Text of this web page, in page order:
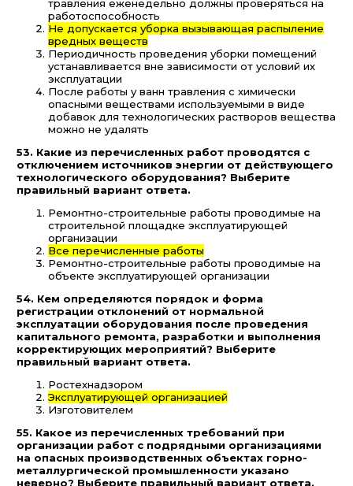
травления еженедельно должны проверяться на
работоспособность
Не допускается уборка вызывающая распыление
вредных веществ
Периодичность проведения уборки помещений
устанавливается вне зависимости от условий их
эксплуатации
После работы у ванн травления с химически
опасными веществами используемыми в виде
добавок для технологических растворов вещества
можно не удалять
53. Какие из перечисленных работ проводятся с
отключением источников энергии от действующего
технологического оборудования? Выберите
правильный вариант ответа.
Ремонтно-строительные работы проводимые на
строительной площадке эксплуатирующей
организации
Все перечисленные работы
Ремонтно-строительные работы проводимые на
объекте эксплуатирующей организации
54. Кем определяются порядок и форма
регистрации отклонений от нормальной
эксплуатации оборудования после проведения
капитального ремонта, разработки и выполнения
корректирующих мероприятий? Выберите
правильный вариант ответа.
Ростехнадзором
Эксплуатирующей организацией
Изготовителем
55. Какое из перечисленных требований при
организации работ с подрядными организациями
на опасных производственных объектах горно-
металлургической промышленности указано
неверно? Выберите правильный вариант ответа.